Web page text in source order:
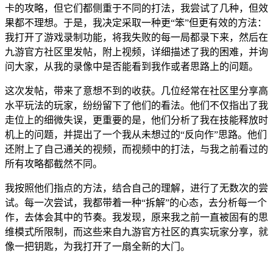
卡的攻略，但它们都侧重于不同的打法，我尝试了几种，但效
果都不理想。于是，我决定采取一种更“笨”但更有效的方法：
我打开了游戏录制功能，将我失败的每一局都录下来，然后在
九游官方社区里发帖，附上视频，详细描述了我的困难，并询
问大家，从我的录像中是否能看到我作或者思路上的问题。
这次发帖，带来了意想不到的收获。几位经常在社区里分享高
水平玩法的玩家，纷纷留下了他们的看法。他们不仅指出了我
走位上的细微失误，更重要的是，他们分析了我在技能释放时
机上的问题，并提出了一个我从未想过的“反向作”思路。他们
还附上了自己通关的视频，而视频中的打法，与我之前看过的
所有攻略都截然不同。
我按照他们指点的方法，结合自己的理解，进行了无数次的尝
试。每一次尝试，我都带着一种“拆解”的心态，去分析每一个
作，去体会其中的节奏。我发现，原来我之前一直被固有的思
维模式所限制，而这些来自九游官方社区的真实玩家分享，就
像一把钥匙，为我打开了一扇全新的大门。